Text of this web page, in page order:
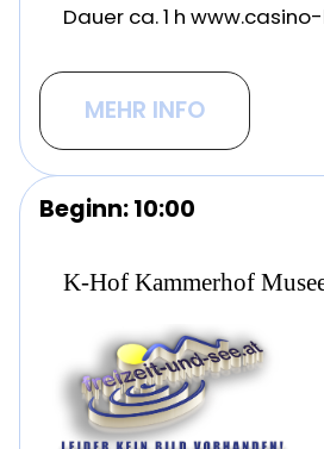
Dauer ca. 1 h
MEHR INFO
Beginn: 10:00
K-Hof Kammerhof